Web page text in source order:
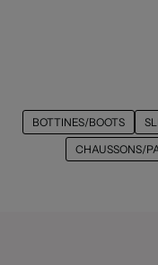
BOTTINES/BOOTS
CHAUSSONS/